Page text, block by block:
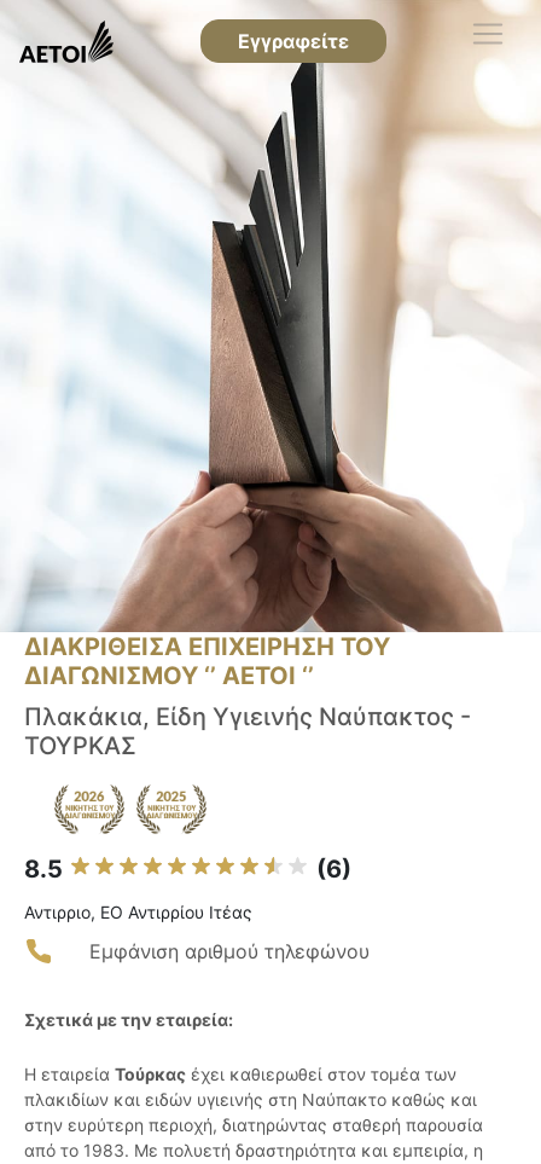
Εγγραφείτε
ΔΙΑΚΡΙΘΕΙΣΑ ΕΠΙΧΕΙΡΗΣΗ ΤΟΥ
ΔΙΑΓΩΝΙΣΜΟΥ ‘’ ΑΕΤΟΙ ‘’
Πλακάκια, Είδη Υγιεινής Ναύπακτος -
ΤΟΥΡΚΑΣ
8.5 (6)
Αντιρριο, ΕΟ Αντιρρίου Ιτέας
Εμφάνιση αριθμού τηλεφώνου
Σχετικά με την εταιρεία:
Η εταιρεία Τούρκας έχει καθιερωθεί στον τομέα των
πλακιδίων και ειδών υγιεινής στη Ναύπακτο καθώς και
στην ευρύτερη περιοχή, διατηρώντας σταθερή παρουσία
από το 1983. Με πολυετή δραστηριότητα και εμπειρία, η